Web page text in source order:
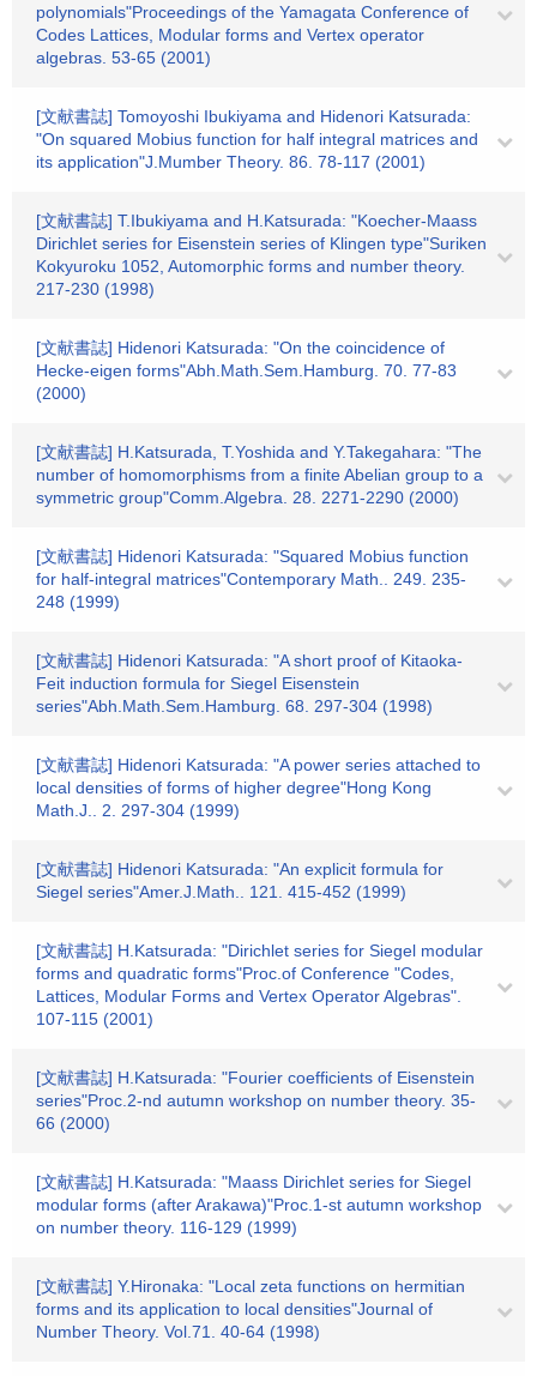
polynomials"Proceedings of the Yamagata Conference of
Codes Lattices, Modular forms and Vertex operator
algebras. 53-65 (2001)
[文献書誌] Tomoyoshi Ibukiyama and Hidenori Katsurada:
"On squared Mobius function for half integral matrices and
its application"J.Mumber Theory. 86. 78-117 (2001)
[文献書誌] T.Ibukiyama and H.Katsurada: "Koecher-Maass
Dirichlet series for Eisenstein series of Klingen type"Suriken
Kokyuroku 1052, Automorphic forms and number theory.
217-230 (1998)
[文献書誌] Hidenori Katsurada: "On the coincidence of
Hecke-eigen forms"Abh.Math.Sem.Hamburg. 70. 77-83
(2000)
[文献書誌] H.Katsurada, T.Yoshida and Y.Takegahara: "The
number of homomorphisms from a finite Abelian group to a
symmetric group"Comm.Algebra. 28. 2271-2290 (2000)
[文献書誌] Hidenori Katsurada: "Squared Mobius function
for half-integral matrices"Contemporary Math.. 249. 235-
248 (1999)
[文献書誌] Hidenori Katsurada: "A short proof of Kitaoka-
Feit induction formula for Siegel Eisenstein
series"Abh.Math.Sem.Hamburg. 68. 297-304 (1998)
[文献書誌] Hidenori Katsurada: "A power series attached to
local densities of forms of higher degree"Hong Kong
Math.J.. 2. 297-304 (1999)
[文献書誌] Hidenori Katsurada: "An explicit formula for
Siegel series"Amer.J.Math.. 121. 415-452 (1999)
[文献書誌] H.Katsurada: "Dirichlet series for Siegel modular
forms and quadratic forms"Proc.of Conference "Codes,
Lattices, Modular Forms and Vertex Operator Algebras".
107-115 (2001)
[文献書誌] H.Katsurada: "Fourier coefficients of Eisenstein
series"Proc.2-nd autumn workshop on number theory. 35-
66 (2000)
[文献書誌] H.Katsurada: "Maass Dirichlet series for Siegel
modular forms (after Arakawa)"Proc.1-st autumn workshop
on number theory. 116-129 (1999)
[文献書誌] Y.Hironaka: "Local zeta functions on hermitian
forms and its application to local densities"Journal of
Number Theory. Vol.71. 40-64 (1998)